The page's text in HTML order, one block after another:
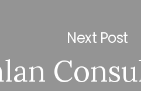
Next Post